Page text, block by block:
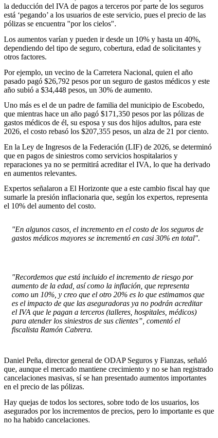
la deducción del IVA de pagos a terceros por parte de los seguros
está ‘pegando’ a los usuarios de este servicio, pues el precio de las
pólizas se encuentra "por los cielos".
Los aumentos varían y pueden ir desde un 10% y hasta un 40%,
dependiendo del tipo de seguro, cobertura, edad de solicitantes y
otros factores.
Por ejemplo, un vecino de la Carretera Nacional, quien el año
pasado pagó $26,792 pesos por un seguro de gastos médicos y este
año subió a $34,448 pesos, un 30% de aumento.
Uno más es el de un padre de familia del municipio de Escobedo,
que mientras hace un año pagó $171,350 pesos por las pólizas de
gastos médicos de él, su esposa y sus dos hijos adultos, para este
2026, el costo rebasó los $207,355 pesos, un alza de 21 por ciento.
En la Ley de Ingresos de la Federación (LIF) de 2026, se determinó
que en pagos de siniestros como servicios hospitalarios y
reparaciones ya no se permitirá acreditar el IVA, lo que ha derivado
en aumentos relevantes.
Expertos señalaron a El Horizonte que a este cambio fiscal hay que
sumarle la presión inflacionaria que, según los expertos, representa
el 10% del aumento del costo.
"En algunos casos, el incremento en el costo de los seguros de
gastos médicos mayores se incrementó en casi 30% en total".
"Recordemos que está incluido el incremento de riesgo por
aumento de la edad, así como la inflación, que representa
como un 10%, y creo que el otro 20% es lo que estimamos que
es el impacto de que las aseguradoras ya no podrán acreditar
el IVA que le pagan a terceros (talleres, hospitales, médicos)
para atender los siniestros de sus clientes”, comentó el
fiscalista Ramón Cabrera.
Daniel Peña, director general de ODAP Seguros y Fianzas, señaló
que, aunque el mercado mantiene crecimiento y no se han registrado
cancelaciones masivas, sí se han presentado aumentos importantes
en el precio de las pólizas.
Hay quejas de todos los sectores, sobre todo de los usuarios, los
asegurados por los incrementos de precios, pero lo importante es que
no ha habido cancelaciones.